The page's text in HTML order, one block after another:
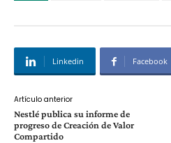
Linkedin Facebook
Artículo anterior
Nestlé publica su informe de
progreso de Creación de Valor
Compartido